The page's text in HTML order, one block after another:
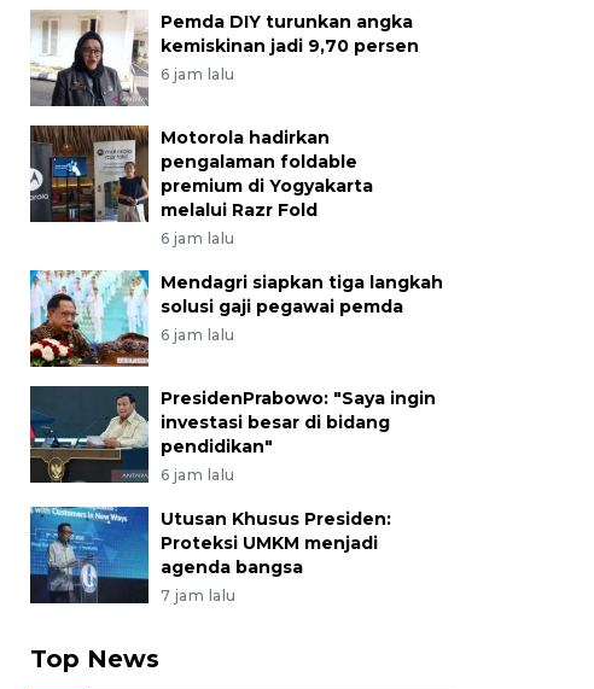
Pemda DIY turunkan angka
kemiskinan jadi 9,70 persen
6 jam lalu
Motorola hadirkan
pengalaman foldable
premium di Yogyakarta
melalui Razr Fold
6 jam lalu
Mendagri siapkan tiga langkah
solusi gaji pegawai pemda
6 jam lalu
PresidenPrabowo: "Saya ingin
investasi besar di bidang
pendidikan"
6 jam lalu
Utusan Khusus Presiden:
Proteksi UMKM menjadi
agenda bangsa
7 jam lalu
Top News